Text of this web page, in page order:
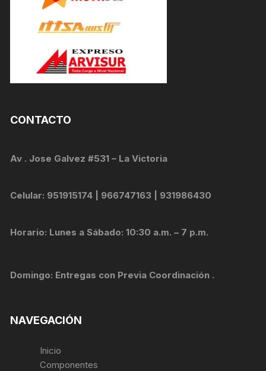
CONTACTO
Av . Jose Galvez #531 – La Victoria
Celular: 951915174 | 966747163 | 931986430
Horario: Lunes a Sábado: 10:30 a.m. – 7 p.m.
Domingo: Entregas con Previa Coordinación .
NAVEGACIÓN
Inicio
Componentes